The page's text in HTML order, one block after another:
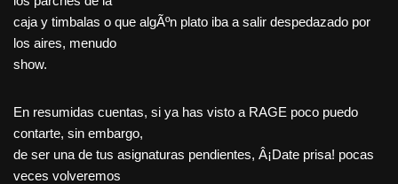
caja y timbalas o que algÃºn plato iba a salir despedazado por
los aires, menudo
show.
En resumidas cuentas, si ya has visto a RAGE poco puedo
contarte, sin embargo,
de ser una de tus asignaturas pendientes, Â¡Date prisa! pocas
veces volveremos